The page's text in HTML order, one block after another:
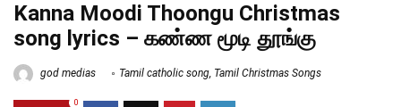
Kanna Moodi Thoongu Christmas
song lyrics – கண்ண மூடி தூங்கு
god medias Tamil catholic song, Tamil Christmas Songs
0